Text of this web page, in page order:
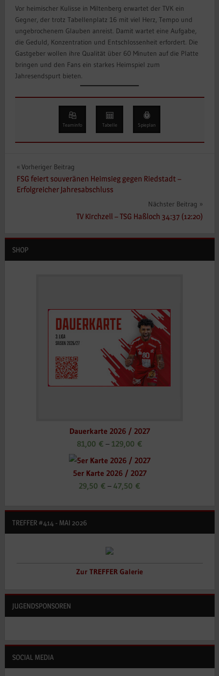
Vor heimischer Kulisse in Miltenberg erwartet der TVK ein
Gegner, der trotz Tabellenplatz 16 mit viel Herz, Tempo und
ungebrochenem Glauben anreist. Damit wartet eine Aufgabe,
die Geduld, Konzentration und Entschlossenheit erfordert. Die
Gastgeber wollen ihre Qualität über 60 Minuten auf die Platte
bringen und den Fans ein starkes Heimspiel zum
Jahresendspurt bieten.
Teaminfo Tabelle Spieplan
Beitragsnavigation
Vorheriger Beitrag
FSG feiert souveränen Heimsieg gegen Riedstadt –
Erfolgreicher Jahresabschluss
Nächster Beitrag
TV Kirchzell – TSG Haßloch 34:37 (12:20)
SHOP
Dauerkarte 2026 / 2027
81,00 € – 129,00 €
5er Karte 2026 / 2027
29,50 € – 47,50 €
TREFFER #414 - MAI 2026
Zur TREFFER Galerie
JUGENDSPONSOREN
SOCIAL MEDIA